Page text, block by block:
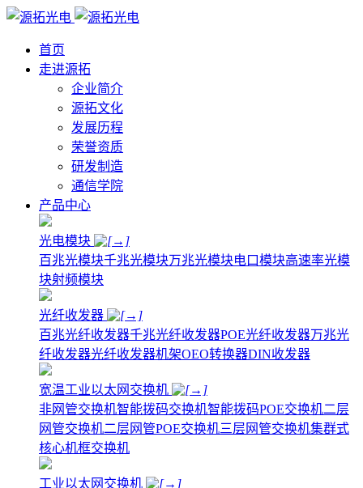
首页
走进源拓
企业简介
源拓文化
发展历程
荣誉资质
研发制造
通信学院
产品中心
光电模块
百兆光模块千兆光模块万兆光模块电口模块高速率光模
块射频模块
光纤收发器
百兆光纤收发器千兆光纤收发器POE光纤收发器万兆光
纤收发器光纤收发器机架OEO转换器DIN收发器
宽温工业以太网交换机
非网管交换机智能拨码交换机智能拨码POE交换机二层
网管交换机二层网管POE交换机三层网管交换机集群式
核心机框交换机
工业以太网交换机